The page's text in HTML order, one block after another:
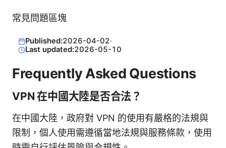
常見問題區塊
Published:2026-04-02·
Last updated:2026-05-10
Frequently Asked Questions
VPN 在中國大陸是否合法？
在中國大陸，政府對 VPN 的使用有嚴格的法規與
限制，個人使用需遵循當地法規與服務條款，使用